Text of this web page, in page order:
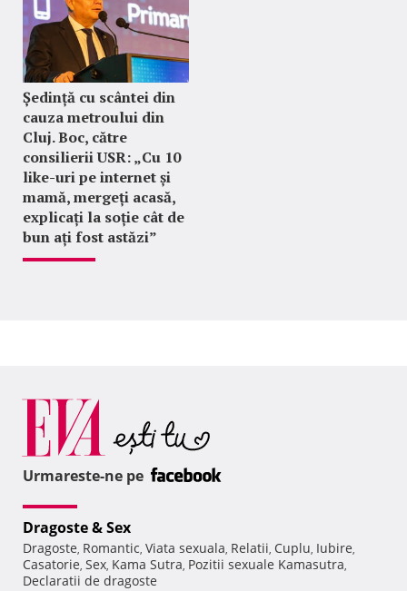
Ședință cu scântei din
cauza metroului din
Cluj. Boc, către
consilierii USR: „Cu 10
like-uri pe internet și
mamă, mergeți acasă,
explicați la soție cât de
bun ați fost astăzi”
Urmareste-ne pe
Dragoste & Sex
Dragoste, Romantic, Viata sexuala, Relatii, Cuplu, Iubire,
Casatorie, Sex, Kama Sutra, Pozitii sexuale Kamasutra,
Declaratii de dragoste